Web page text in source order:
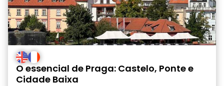
O essencial de Praga: Castelo, Ponte e
Cidade Baixa